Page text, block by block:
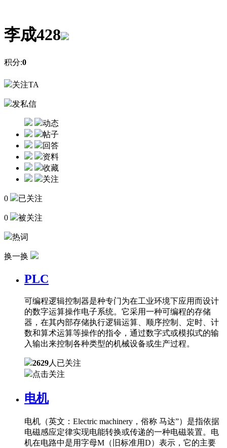
李成428
积分:0
关注TA
发私信
动态
帖子
回答
资料
收藏
关注
0 已关注
0 被关注
热词
换一换
PLC
可编程逻辑控制器是种专门为在工业环境下应用而设计
的数字运算操作电子系统。它采用一种可编程的存储
器，在其内部存储执行逻辑运算、顺序控制、定时、计
数和算术运算等操作的指令，通过数字式或模拟式的输
入输出来控制各种类型的机械设备或生产过程。
2629人已关注
点击关注
电机
电机（英文：Electric machinery，俗称 马达”）是指依据
电磁感应定律实现电能转换或传递的一种电磁装置。电
机在电路中是用字母M（旧标准用D）表示，它的主要